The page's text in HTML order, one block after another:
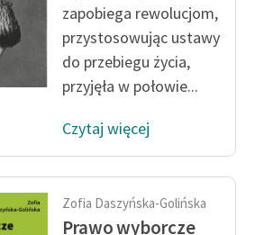
zapobiega rewolucjom,
przystosowując ustawy
do przebiegu życia,
przyjęła w połowie...
Czytaj więcej
Zofia Daszyńska-Golińska
Prawo wyborcze